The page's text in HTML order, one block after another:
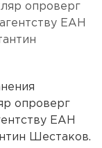
опроверг
ЕАН
опроверг
ЕАН
Шестаков.